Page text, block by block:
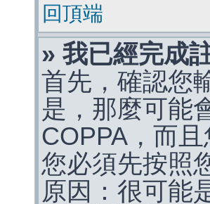
回頂端
» 我已經完成
首先，確認您
是，那麼可能
COPPA，而
您必須先按照
原因：很可能